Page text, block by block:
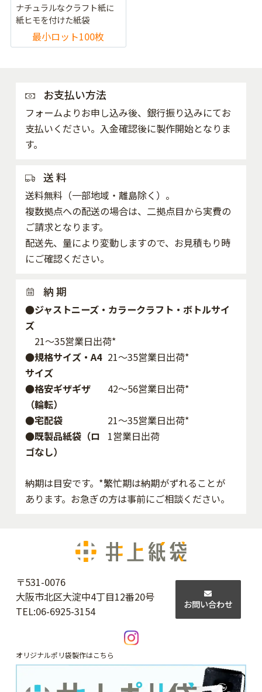
ナチュラルなクラフト紙に
紙ヒモを付けた紙袋
最小ロット100枚
お支払い方法
フォームよりお申し込み後、銀行振り込みにてお
支払いください。入金確認後に製作開始となりま
す。
送 料
送料無料（一部地域・離島除く）。
複数拠点への配送の場合は、二拠点目から実費の
ご請求となります。
配送先、量により変動しますので、お見積もり時
にご確認ください。
納 期
●ジャストニーズ・カラークラフト・ボトルサイ
ズ
21～35営業日出荷*
●規格サイズ・A4
サイズ
21～35営業日出荷*
●格安ギザギザ
（輪転）
42〜56営業日出荷*
●宅配袋
21～35営業日出荷*
●既製品紙袋（ロ
ゴなし）
1営業日出荷
納期は目安です。*繁忙期は納期がずれることが
あります。お急ぎの方は事前にご相談ください。
〒531-0076
大阪市北区大淀中4丁目12番20号
TEL:06-6925-3154
お問い合わせ
オリジナルポリ袋製作はこちら